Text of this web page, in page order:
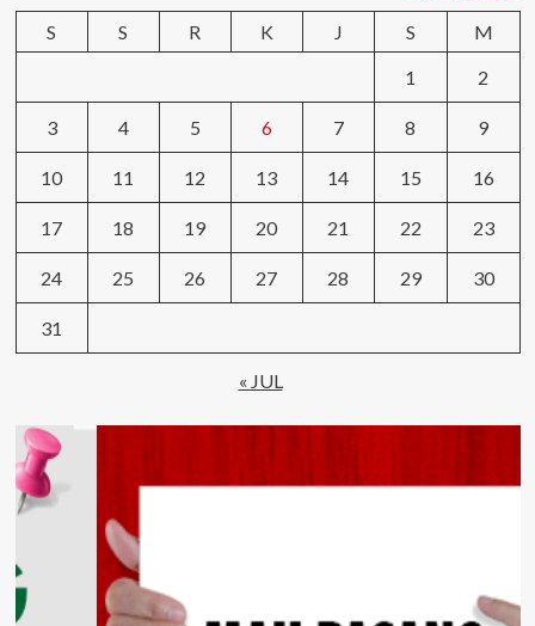
S
S R K J S
M
1
2
3 4 5 6 7 8 9
10 11 12 13 14 15 16
17 18 19 20 21 22 23
24 25 26 27 28 29 30
31
« JUL